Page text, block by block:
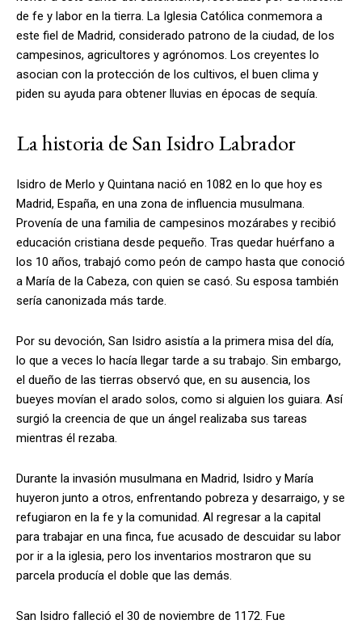
de fe y labor en la tierra. La Iglesia Católica conmemora a
este fiel de Madrid, considerado patrono de la ciudad, de los
campesinos, agricultores y agrónomos. Los creyentes lo
asocian con la protección de los cultivos, el buen clima y
piden su ayuda para obtener lluvias en épocas de sequía.
La historia de San Isidro Labrador
Isidro de Merlo y Quintana nació en 1082 en lo que hoy es
Madrid, España, en una zona de influencia musulmana.
Provenía de una familia de campesinos mozárabes y recibió
educación cristiana desde pequeño. Tras quedar huérfano a
los 10 años, trabajó como peón de campo hasta que conoció
a María de la Cabeza, con quien se casó. Su esposa también
sería canonizada más tarde.
Por su devoción, San Isidro asistía a la primera misa del día,
lo que a veces lo hacía llegar tarde a su trabajo. Sin embargo,
el dueño de las tierras observó que, en su ausencia, los
bueyes movían el arado solos, como si alguien los guiara. Así
surgió la creencia de que un ángel realizaba sus tareas
mientras él rezaba.
Durante la invasión musulmana en Madrid, Isidro y María
huyeron junto a otros, enfrentando pobreza y desarraigo, y se
refugiaron en la fe y la comunidad. Al regresar a la capital
para trabajar en una finca, fue acusado de descuidar su labor
por ir a la iglesia, pero los inventarios mostraron que su
parcela producía el doble que las demás.
San Isidro falleció el 30 de noviembre de 1172. Fue